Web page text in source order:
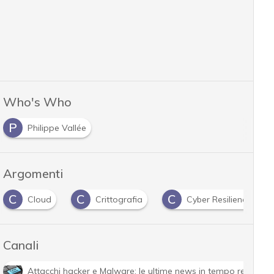
Who's Who
P
Philippe Vallée
Argomenti
C
Cloud C Crittografia C Cyber Resilience Act
Canali
Attacchi hacker e Malware: le ultime news in tempo reale e